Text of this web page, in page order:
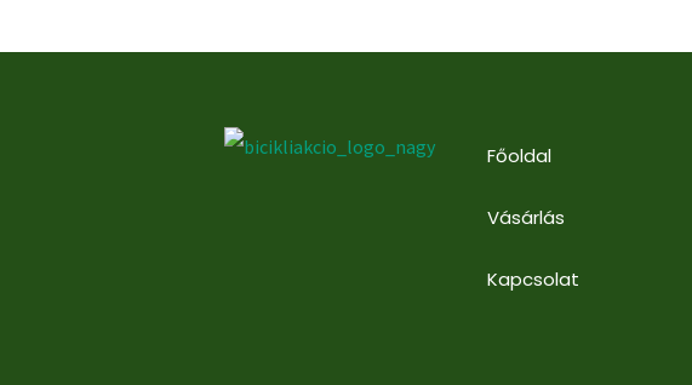
Főoldal
Vásárlás
Kapcsolat